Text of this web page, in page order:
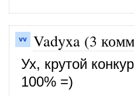
Vadyxa (3
Ух, крутой
100% =)